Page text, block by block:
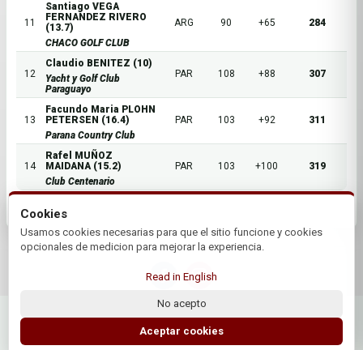
11
Santiago VEGA
FERNANDEZ RIVERO
(13.7)
CHACO GOLF CLUB
ARG 90 +65 284
12
Claudio BENITEZ (10)
Yacht y Golf Club
Paraguayo
PAR 108 +88 307
13
Facundo Maria PLOHN
PETERSEN (16.4)
Parana Country Club
PAR 103 +92 311
14
Rafel MUÑOZ
MAIDANA (15.2)
Club Centenario
PAR 103 +100 319
© 2026 Asociacion Paraguaya de Golf | by Plus+Golf
Website powered byPlus+Golf
Cookies
Usamos cookies necesarias para que el sitio funcione y cookies
opcionales de medicion para mejorar la experiencia.
Read in English
No acepto
Aceptar cookies